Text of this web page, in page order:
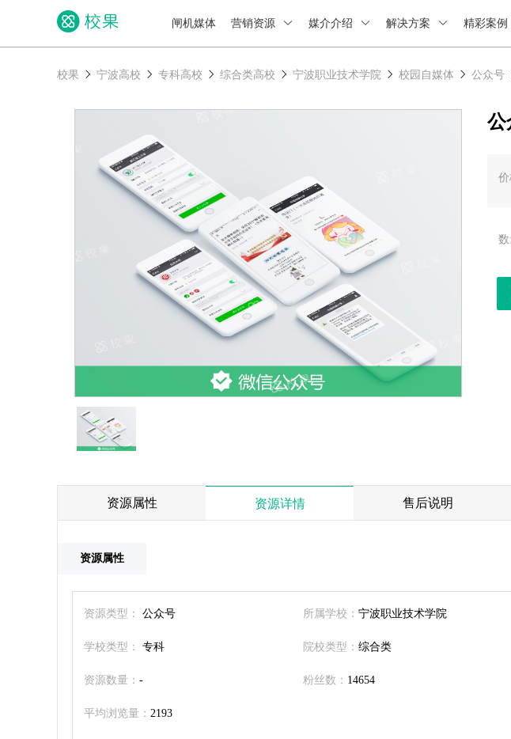
闸机媒体 营销资源 媒介介绍 解决方案 精彩案例
校果 宁波高校 专科高校 综合类高校 宁波职业技术学院 校园自媒体 公众号
公
价
资源属性 资源详情 售后说明
资源属性
资源类型： 公众号 所属学校：宁波职业技术学院
学校类型： 专科 院校类型：综合类
资源数量： - 粉丝数： 14654
平均浏览量： 2193